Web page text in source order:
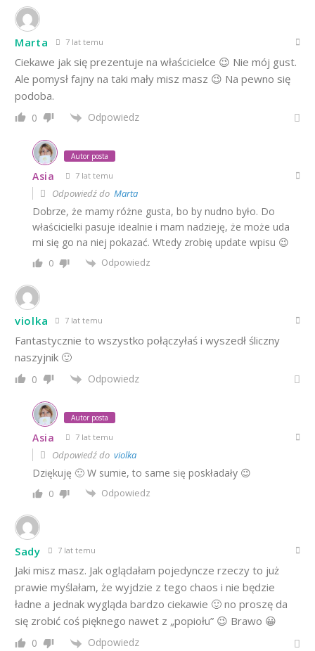
Marta 7 lat temu
Ciekawe jak się prezentuje na właścicielce 😉 Nie mój gust.
Ale pomysł fajny na taki mały misz masz 😉 Na pewno się
podoba.
0 Odpowiedz
Autor posta
Asia 7 lat temu
Odpowiedź do Marta
Dobrze, że mamy różne gusta, bo by nudno było. Do
właścicielki pasuje idealnie i mam nadzieję, że może uda
mi się go na niej pokazać. Wtedy zrobię update wpisu 😉
0 Odpowiedz
violka 7 lat temu
Fantastycznie to wszystko połączyłaś i wyszedł śliczny
naszyjnik 🙂
0 Odpowiedz
Autor posta
Asia 7 lat temu
Odpowiedź do violka
Dziękuję 🙂 W sumie, to same się poskładały 😉
0 Odpowiedz
Sady 7 lat temu
Jaki misz masz. Jak oglądałam pojedyncze rzeczy to już
prawie myślałam, że wyjdzie z tego chaos i nie będzie
ładne a jednak wygląda bardzo ciekawie 🙂 no proszę da
się zrobić coś pięknego nawet z „popiołu” 😉 Brawo 😀
0 Odpowiedz